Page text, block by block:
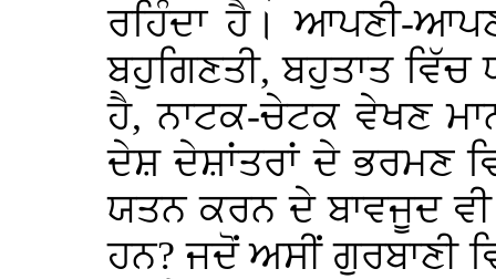
ਰਹਿੰਦਾ ਹੈ। ਆਪਣੀ-
ਬਹੁਗਿਣਤੀ, ਬਹੁਤਾਤ ਵਿੱਚ
ਹੈ, ਨਾਟਕ-ਚੇਟਕ ਵੇਖਣ
ਦੇਸ਼ ਦੇਸ਼ਾਂਤਰਾਂ ਦੇ ਭਰਮਣ
ਯਤਨ ਕਰਨ ਦੇ ਬਾਵਜੂਦ ਵੀ
ਹਨ? ਜਦੋਂ ਅਸੀਂ ਗੁਰਬਾਣੀ